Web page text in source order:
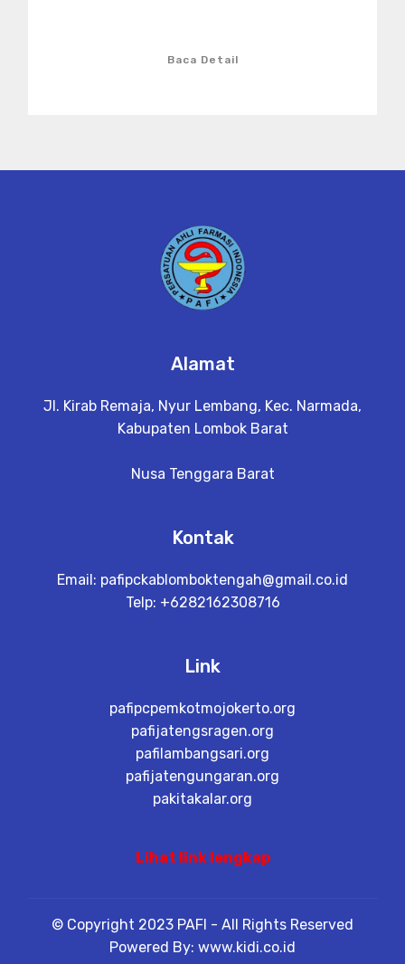
Baca Detail
Alamat
Jl. Kirab Remaja, Nyur Lembang, Kec. Narmada,
Kabupaten Lombok Barat
Nusa Tenggara Barat
Kontak
Email: pafipckablomboktengah@gmail.co.id
Telp: +6282162308716
Link
pafipcpemkotmojokerto.org
pafijatengsragen.org
pafilambangsari.org
pafijatengungaran.org
pakitakalar.org
Lihat link lengkap
© Copyright 2023 PAFI - All Rights Reserved
Powered By: www.kidi.co.id